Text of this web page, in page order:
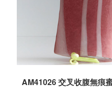
AM41026 交叉收腹無痕